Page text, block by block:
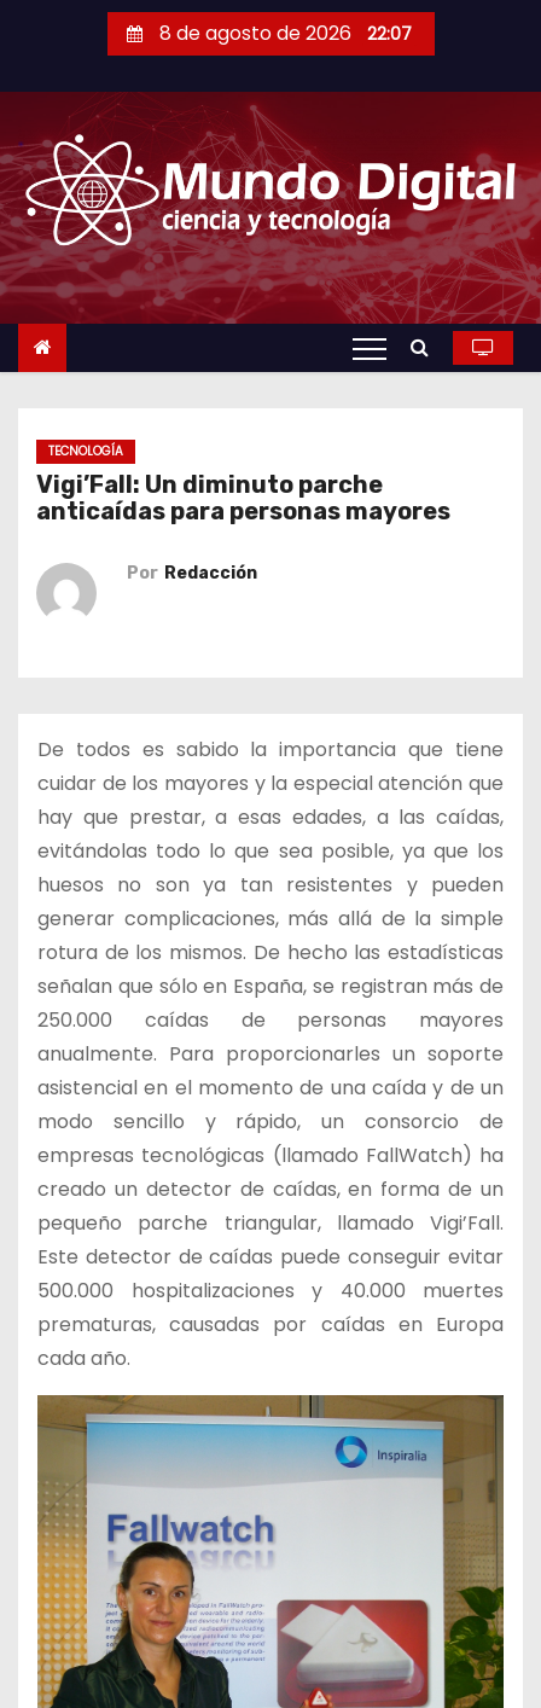
a
r
a
l
c
o
8 de agosto de 2026 22:07
TECNOLOGÍA
Vigi’Fall: Un diminuto parche
anticaídas para personas mayores
Por Redacción
De todos es sabido la importancia que tiene
cuidar de los mayores y la especial atención que
hay que prestar, a esas edades, a las caídas,
evitándolas todo lo que sea posible, ya que los
huesos no son ya tan resistentes y pueden
generar complicaciones, más allá de la simple
rotura de los mismos. De hecho las estadísticas
señalan que sólo en España, se registran más de
250.000 caídas de personas mayores
anualmente. Para proporcionarles un soporte
asistencial en el momento de una caída y de un
modo sencillo y rápido, un consorcio de
empresas tecnológicas (llamado FallWatch) ha
creado un detector de caídas, en forma de un
pequeño parche triangular, llamado Vigi’Fall.
Este detector de caídas puede conseguir evitar
500.000 hospitalizaciones y 40.000 muertes
prematuras, causadas por caídas en Europa
cada año.